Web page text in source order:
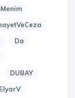
Da
DUBAY
ElyarV